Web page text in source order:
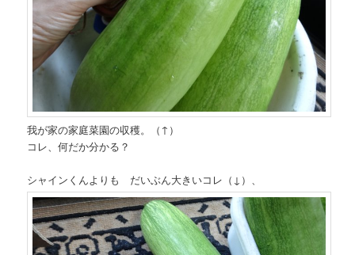
移
動
動
我が家の家庭菜園の収穫。（↑）
コレ、何だか分かる？
シャインくんよりも だいぶん大きいコレ（↓）、